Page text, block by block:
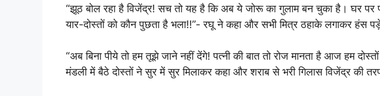
“झूठ बोल रहा है विजेंद्र! सच तो यह है कि अब ये जोरू का गुलाम बन चुका है। घर पर
यार-दोस्तों को कौन पुछता है भला!!”- रघू ने कहा और सभी मित्र ठहाके लगाकर हंस
“अब बिना पीये तो हम तूझे जाने नहीं देंगे! पत्नी की बात तो रोज मानता है आज हम
मंडली में बैठे दोस्तों ने सुर में सुर मिलाकर कहा और शराब से भरी गिलास विजेंद्र की